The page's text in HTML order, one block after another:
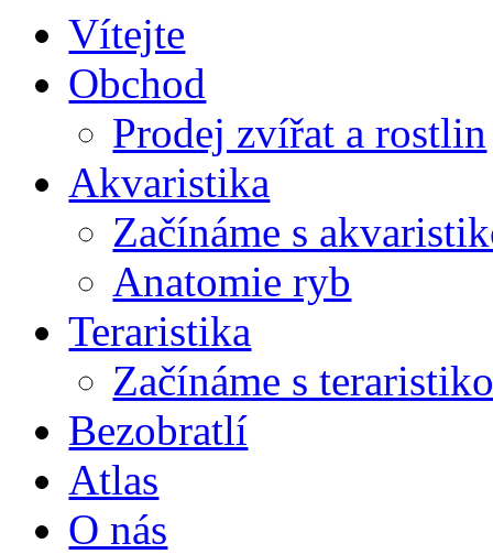
Vítejte
Obchod
Prodej zvířat a rostlin
Akvaristika
Začínáme s
Anatomie ryb
Teraristika
Začínáme s
Bezobratlí
Atlas
O nás